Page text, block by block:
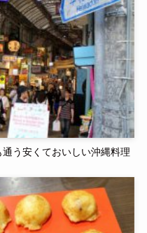
う安くておいしい沖縄料理